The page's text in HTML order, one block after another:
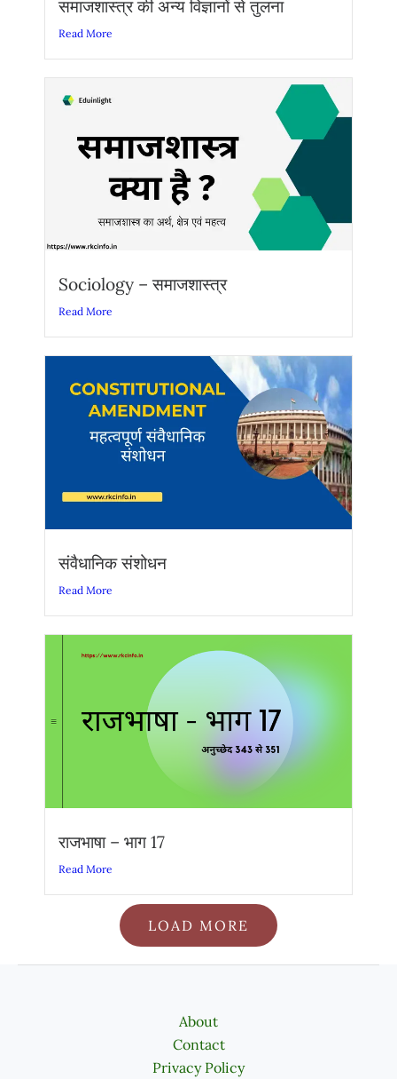
समाजशास्त्र की अन्य विज्ञानों से तुलना
Read More
Sociology – समाजशास्त्र
Read More
संवैधानिक संशोधन
Read More
राजभाषा – भाग 17
Read More
LOAD MORE
About
Contact
Privacy Policy